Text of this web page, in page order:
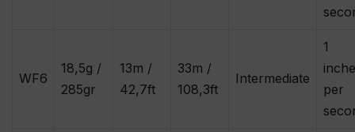
WF6
18,5g /
285gr
13m /
42,7ft
33m /
108,3ft
Intermediate
1
per